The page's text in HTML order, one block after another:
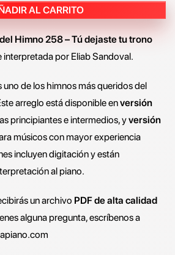
AL CARRITO
Himno 258 – Tú dejaste tu trono
interpretada por Eliab Sandoval.
uno de los himnos más queridos del
arreglo está disponible enversión
principiantes e intermedios, yversión
músicos con mayor experiencia
incluyen digitación y están
al piano.
un archivo PDF de alta calidad
alguna pregunta, escríbenos a